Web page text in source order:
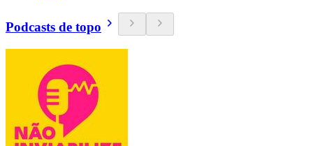
Podcasts de topo